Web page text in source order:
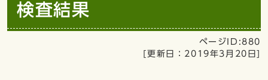
検査結果
ページID:880
[更新日： 2019年3月20日]